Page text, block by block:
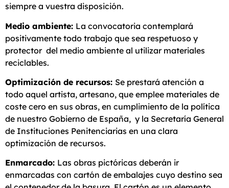
siempre a vuestra disposición.
Medio ambiente: La convocatoria contemplará
positivamente todo trabajo que sea respetuoso y
protector del medio ambiente al utilizar materiales
reciclables.
Optimización de recursos: Se prestará atención a
todo aquel artista, artesano, que emplee materiales de
coste cero en sus obras, en cumplimiento de la política
de nuestro Gobierno de España, y la Secretaría General
de Instituciones Penitenciarias en una clara
optimización de recursos.
Enmarcado: Las obras pictóricas deberán ir
enmarcadas con cartón de embalajes cuyo destino sea